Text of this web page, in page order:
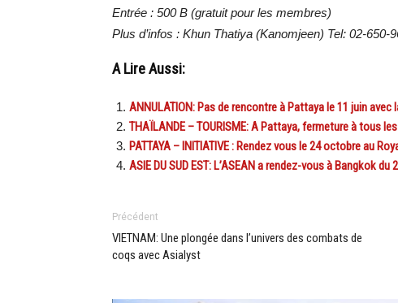
Entrée : 500 B (gratuit pour les membres)
Plus d’infos : Khun Thatiya (Kanomjeen) Tel: 02-
A Lire Aussi:
ANNULATION: Pas de rencontre à Pattaya le 11 juin avec
THAÏLANDE – TOURISME: A Pattaya, fermeture à tous
PATTAYA – INITIATIVE : Rendez vous le 24 octobre au
ASIE DU SUD EST: L’ASEAN a rendez-vous à Bangkok du
Précédent
VIETNAM: Une plongée dans l’univers des combats de
coqs avec Asialyst